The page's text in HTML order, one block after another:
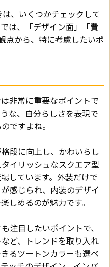
、いくつかチェックして
は、「デザイン面」「費
点から、特に考慮したいポ
非常に重要なポイントで
な、自分らしさを表現で
ですよね。
段に向上し、かわいらし
イリッシュなスクエア型
しています。外装だけで
感じられ、内装のデザイ
しめるのが魅力です。
注目したいポイントで、
ど、トレンドを取り入れ
るツートンカラーも選べ